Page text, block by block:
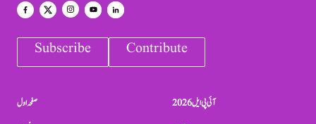
Subscribe Contribute
صفحہ اول
آئی پی ایل 2026